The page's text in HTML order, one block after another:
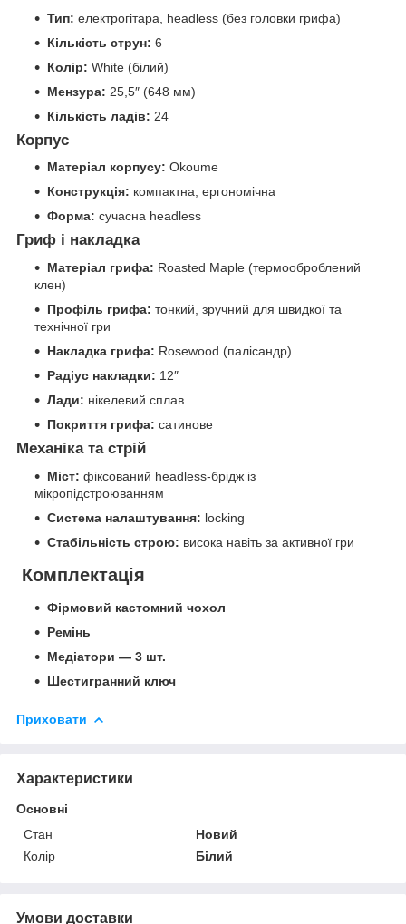
Тип: електрогітара, headless (без головки грифа)
Кількість струн: 6
Колір: White (білий)
Мензура: 25,5″ (648 мм)
Кількість ладів: 24
Корпус
Матеріал корпусу: Okoume
Конструкція: компактна, ергономічна
Форма: сучасна headless
Гриф і накладка
Матеріал грифа: Roasted Maple (термооброблений
клен)
Профіль грифа: тонкий, зручний для швидкої та
технічної гри
Накладка грифа: Rosewood (палісандр)
Радіус накладки: 12″
Лади: нікелевий сплав
Покриття грифа: сатинове
Механіка та стрій
Міст: фіксований headless-брідж із
мікропідстроюванням
Система налаштування: locking
Стабільність строю: висока навіть за активної гри
Комплектація
Фірмовий кастомний чохол
Ремінь
Медіатори — 3 шт.
Шестигранний ключ
Приховати
Характеристики
Основні
Стан
Новий
Колір
Білий
Умови доставки